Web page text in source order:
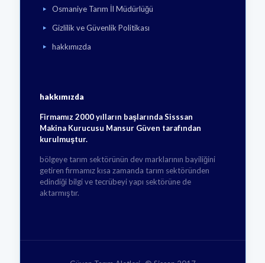
Osmaniye Tarım İl Müdürlüğü
Gizlilik ve Güvenlik Politikası
hakkımızda
hakkımızda
Firmamız 2000 yılların başlarında Sisssan
Makina Kurucusu Mansur Güven tarafından
kurulmuştur.
bölgeye tarım sektörünün dev marklarının bayiliğini
getiren firmamız kısa zamanda tarım sektöründen
edindiği bilgi ve tecrübeyi yapı sektörüne de
aktarmıştır.